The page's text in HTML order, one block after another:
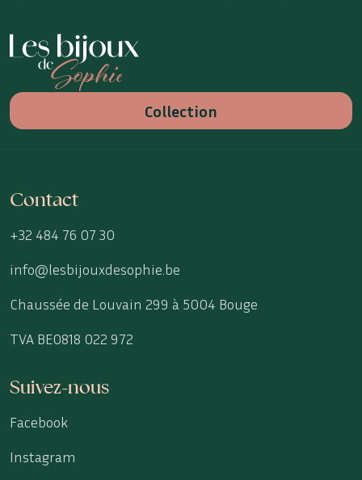
Les Bijoux de Sophie
Collection
Contact
+32 484 76 07 30
info@lesbijouxdesophie.be
Chaussée de Louvain 299 à 5004 Bouge
TVA BE0818 022 972
Suivez-nous
Facebook
Instagram